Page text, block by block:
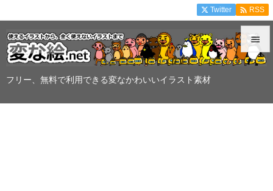
フリー、無料で利用できる変なかわいいイラスト素材


Twitter  RSS